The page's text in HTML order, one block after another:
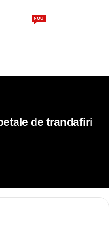
NOU
de trandafiri